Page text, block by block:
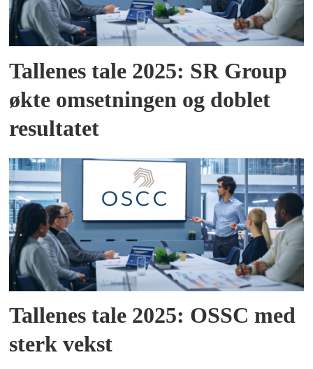
Tallenes tale 2025: SR Group
økte omsetningen og doblet
resultatet
Tallenes tale 2025: OSSC med
sterk vekst